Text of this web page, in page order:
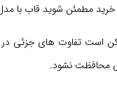
خرید مطمئن شوید قاب با
است تفاوت های جزئی در
محافظت نشود.